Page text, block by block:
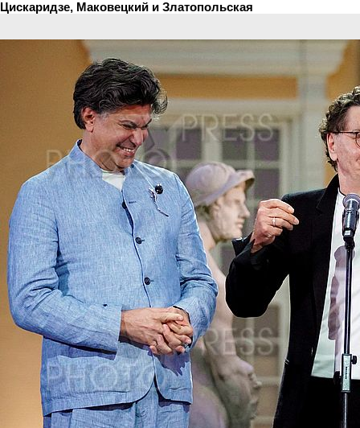
Цискаридзе, Маковецкий и Златопольская